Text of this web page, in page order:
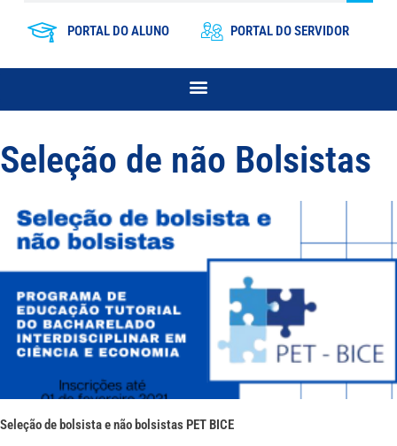
PORTAL DO ALUNO PORTAL DO SERVIDOR
Seleção de não Bolsistas
Seleção de bolsista e não bolsistas PET BICE